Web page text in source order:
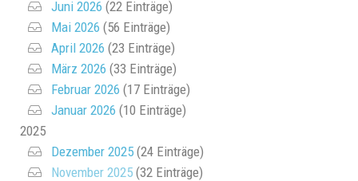
Juni 2026 (22 Einträge)
Mai 2026 (56 Einträge)
April 2026 (23 Einträge)
März 2026 (33 Einträge)
Februar 2026 (17 Einträge)
Januar 2026 (10 Einträge)
2025
Dezember 2025 (24 Einträge)
November 2025 (32 Einträge)